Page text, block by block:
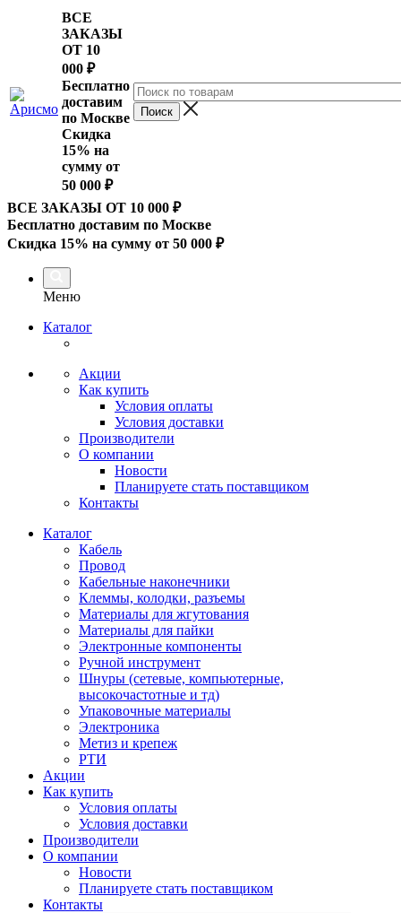
ВСЕ
ЗАКАЗЫ
ОТ 10
000 ₽
Бесплатно
доставим
по Москве
Скидка
15% на
сумму от
50 000 ₽
ВСЕ ЗАКАЗЫ ОТ 10 000 ₽
Бесплатно доставим по Москве
Скидка 15% на сумму от 50 000 ₽
Меню
Каталог
Акции
Как купить
Условия оплаты
Условия доставки
Производители
О компании
Новости
Планируете стать поставщиком
Контакты
Каталог
Кабель
Провод
Кабельные наконечники
Клеммы, колодки, разъемы
Материалы для жгутования
Материалы для пайки
Электронные компоненты
Ручной инструмент
Шнуры (сетевые, компьютерные,
высокочастотные и тд)
Упаковочные материалы
Электроника
Метиз и крепеж
РТИ
Акции
Как купить
Условия оплаты
Условия доставки
Производители
О компании
Новости
Планируете стать поставщиком
Контакты